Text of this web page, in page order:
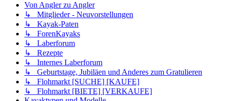
Von Angler zu Angler
↳ Mitglieder - Neuvorstellungen
↳ Kayak-Paten
↳ ForenKayaks
↳ Laberforum
↳ Rezepte
↳ Internes Laberforum
↳ Geburtstage, Jubiläen und Anderes zum Gratulieren
↳ Flohmarkt [SUCHE] [KAUFE]
↳ Flohmarkt [BIETE] [VERKAUFE]